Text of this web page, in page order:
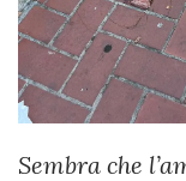
Sembra che